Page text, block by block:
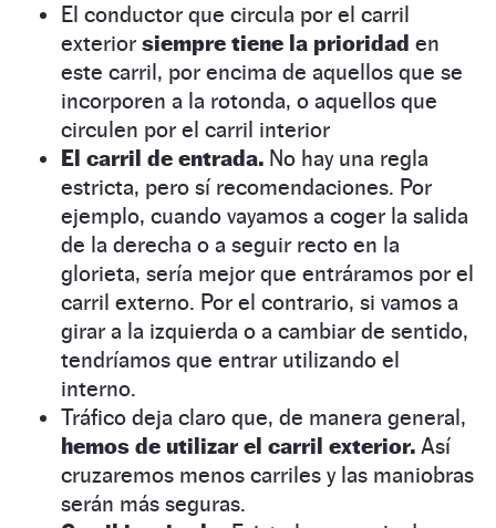
El conductor que circula por el carril
exterior siempre tiene la prioridad en
este carril, por encima de aquellos que se
incorporen a la rotonda, o aquellos que
circulen por el carril interior
El carril de entrada. No hay una regla
estricta, pero sí recomendaciones. Por
ejemplo, cuando vayamos a coger la salida
de la derecha o a seguir recto en la
glorieta, sería mejor que entráramos por el
carril externo. Por el contrario, si vamos a
girar a la izquierda o a cambiar de sentido,
tendríamos que entrar utilizando el
interno.
Tráfico deja claro que, de manera general,
hemos de utilizar el carril exterior. Así
cruzaremos menos carriles y las maniobras
serán más seguras.